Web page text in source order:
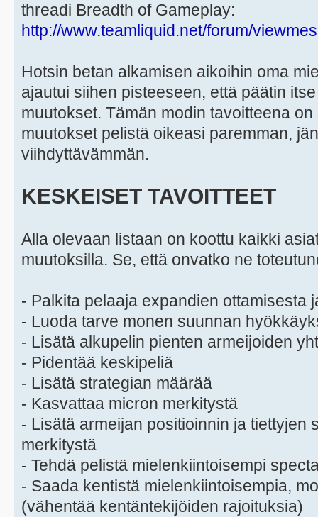
threadi Breadth of Gameplay:
http://www.teamliquid.net/forum/
Hotsin betan alkamisen aikoihin oma
ajautui siihen pisteeseen, että päätin
muutokset. Tämän modin tavoitteena
muutokset pelistä oikeasi paremman,
viihdyttävämmän.
KESKEISET TAVOITTEET
Alla olevaan listaan on koottu kaikki
muutoksilla. Se, että onvatko ne
- Palkita pelaaja expandien ottamisesta
- Luoda tarve monen suunnan
- Lisätä alkupelin pienten armeijoiden
- Pidentää keskipeliä
- Lisätä strategian määrää
- Kasvattaa micron merkitystä
- Lisätä armeijan positioinnin ja tiettyjen
merkitystä
- Tehdä pelistä mielenkiintoisempi
- Saada kentistä mielenkiintoisempia,
(vähentää kentäntekijöiden rajoituksia)